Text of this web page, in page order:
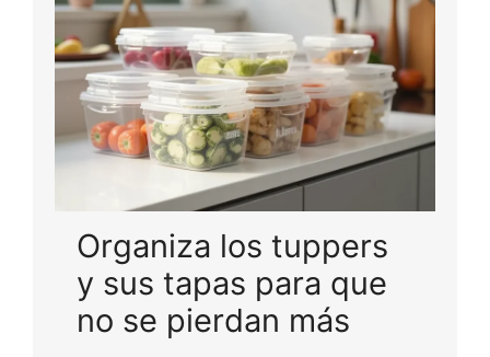
Organiza los tuppers
y sus tapas para que
no se pierdan más